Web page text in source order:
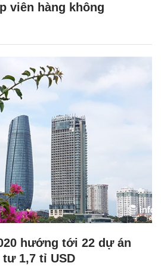
viên hàng không
hướng tới 22 dự án
1,7 tỉ USD